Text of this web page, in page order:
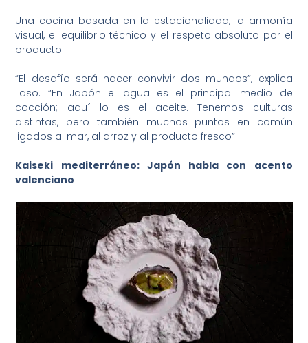
Una cocina basada en la estacionalidad, la armonía
visual, el equilibrio técnico y el respeto absoluto por el
producto.
“El desafío será hacer convivir dos mundos”, explica
Laso. “En Japón el agua es el principal medio de
cocción; aquí lo es el aceite. Tenemos culturas
distintas, pero también muchos puntos en común
ligados al mar, al arroz y al producto fresco”.
Kaiseki mediterráneo: Japón habla con acento
valenciano